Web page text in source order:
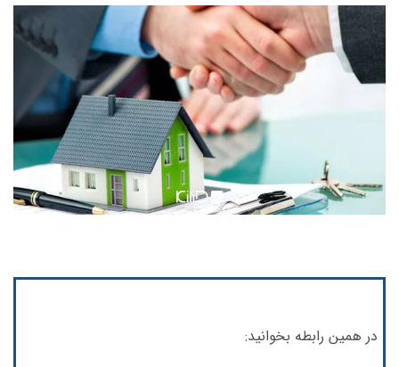
در همین رابطه بخوانید: